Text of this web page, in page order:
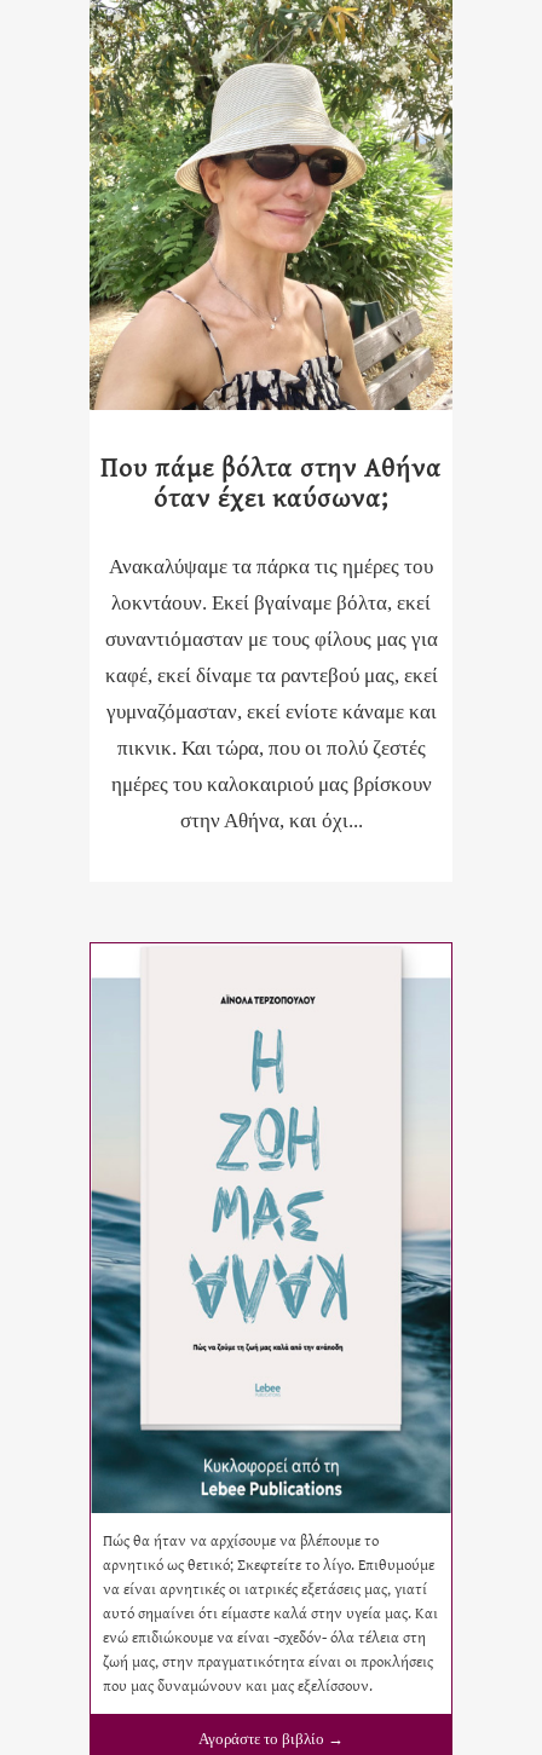
Που πάμε βόλτα στην Αθήνα
όταν έχει καύσωνα;
Ανακαλύψαμε τα πάρκα τις ημέρες του
λοκντάουν. Εκεί βγαίναμε βόλτα, εκεί
συναντιόμασταν με τους φίλους μας για
καφέ, εκεί δίναμε τα ραντεβού μας, εκεί
γυμναζόμασταν, εκεί ενίοτε κάναμε και
πικνικ. Και τώρα, που οι πολύ ζεστές
ημέρες του καλοκαιριού μας βρίσκουν
στην Αθήνα, και όχι...
Πώς θα ήταν να αρχίσουμε να βλέπουμε το
αρνητικό ως θετικό; Σκεφτείτε το λίγο. Επιθυμούμε
να είναι αρνητικές οι ιατρικές εξετάσεις μας, γιατί
αυτό σημαίνει ότι είμαστε καλά στην υγεία μας. Και
ενώ επιδιώκουμε να είναι -σχεδόν- όλα τέλεια στη
ζωή μας, στην πραγματικότητα είναι οι προκλήσεις
που μας δυναμώνουν και μας εξελίσσουν.
Αγοράστε το βιβλίο →